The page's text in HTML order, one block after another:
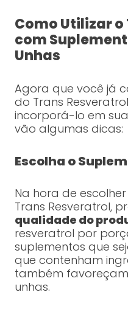
Como Utilizar
com
Unhas
Agora que você já
do Trans
incorporá-lo em
vão algumas dicas:
Escolha o
Na hora de
Trans Resveratrol,
qualidade do
resveratrol por
suplementos que
que contenham
também
unhas.